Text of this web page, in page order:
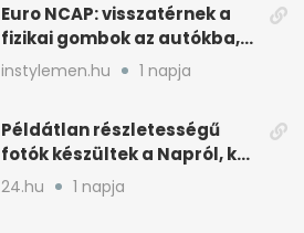
Euro NCAP: visszatérnek a
fizikai gombok az autókba,
kevesebb nyomkodással
instylemen.hu 1 napja
Példátlan részletességű
fotók készültek a Napról, két
rejtély is tisztulhat
24.hu 1 napja